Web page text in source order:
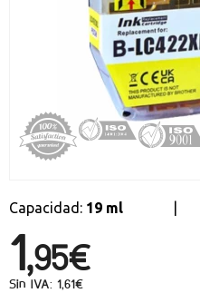
Recibe nuestras promociones
boletin
Ventajas
Accede a descuentos
registro
Capacidad: 19 ml
1,95€
Sin IVA: 1,61€